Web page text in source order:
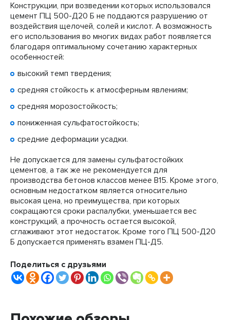
Конструкции, при возведении которых использовался
цемент ПЦ 500-Д20 Б не поддаются разрушению от
воздействия щелочей, солей и кислот. А возможность
его использования во многих видах работ появляется
благодаря оптимальному сочетанию характерных
особенностей:
высокий темп твердения;
средняя стойкость к атмосферным явлениям;
средняя морозостойкость;
пониженная сульфатостойкость;
средние деформации усадки.
Не допускается для замены сульфатостойких
цементов, а так же не рекомендуется для
производства бетонов классов менее В15. Кроме этого,
основным недостатком является относительно
высокая цена, но преимущества, при которых
сокращаются сроки распалубки, уменьшается вес
конструкций, а прочность остается высокой,
сглаживают этот недостаток. Кроме того ПЦ 500-Д20
Б допускается применять взамен ПЦ-Д5.
Поделиться с друзьями